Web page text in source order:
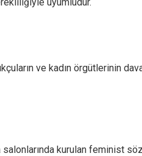
ve kadın örgütlerinin
salonlarında kurulan feminist